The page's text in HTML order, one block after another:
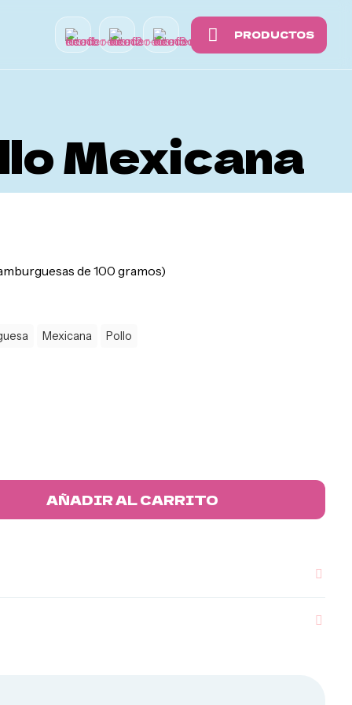
PRODUCTOS
Mexicana
de 100 gramos)
Mexicana Pollo
AÑADIR AL CARRITO